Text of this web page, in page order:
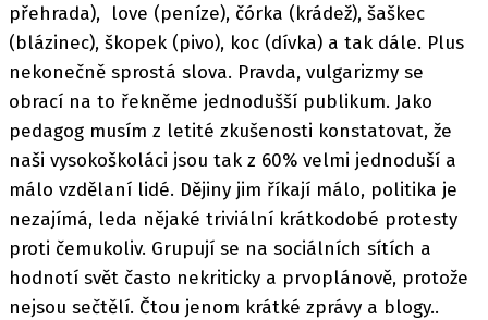
přehrada), love (peníze), čórka (krádež), šaškec
(blázinec), škopek (pivo), koc (dívka) a tak dále. Plus
nekonečně sprostá slova. Pravda, vulgarizmy se
obrací na to řekněme jednodušší publikum. Jako
pedagog musím z letité zkušenosti konstatovat, že
naši vysokoškoláci jsou tak z 60% velmi jednoduší a
málo vzdělaní lidé. Dějiny jim říkají málo, politika je
nezajímá, leda nějaké triviální krátkodobé protesty
proti čemukoliv. Grupují se na sociálních sítích a
hodnotí svět často nekriticky a prvoplánově, protože
nejsou sečtělí. Čtou jenom krátké zprávy a blogy..